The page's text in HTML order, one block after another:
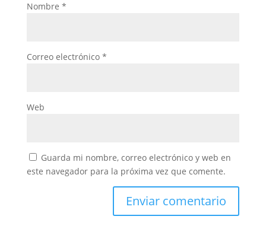
Nombre *
Correo electrónico *
Web
Guarda mi nombre, correo electrónico y web en
este navegador para la próxima vez que comente.